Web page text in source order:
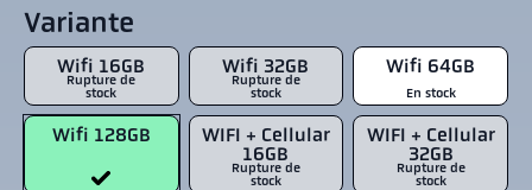
Variante
Wifi 16GB
Rupture de
stock
Wifi 32GB
Rupture de
stock
Wifi 64GB
En stock
Wifi 128GB
WIFI + Cellular
16GB
Rupture de
stock
WIFI + Cellular
32GB
Rupture de
stock